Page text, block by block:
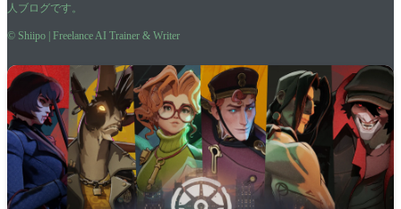
人ブログです。
© Shiipo | Freelance AI Trainer & Writer